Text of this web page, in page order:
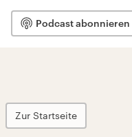
Podcast abonnieren
Zur Startseite